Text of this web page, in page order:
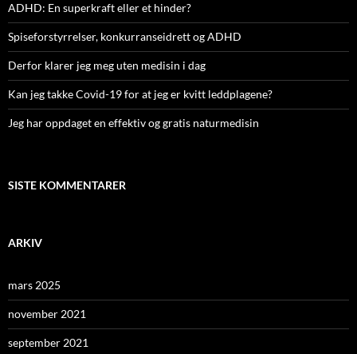
ADHD: En superkraft eller et hinder?
Spiseforstyrrelser, konkurranseidrett og ADHD
Derfor klarer jeg meg uten medisin i dag
Kan jeg takke Covid-19 for at jeg er kvitt leddplagene?
Jeg har oppdaget en effektiv og gratis naturmedisin
SISTE KOMMENTARER
ARKIV
mars 2025
november 2021
september 2021